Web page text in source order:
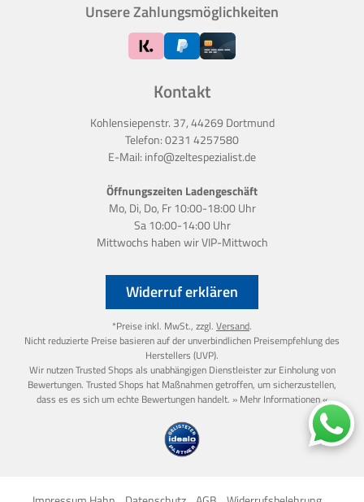
Widerruf erklären
*Preise inkl. MwSt., zzgl. Versand.
Nicht reduzierte Preise basieren auf der unverbindlichen Preisempfehlung des
Herstellers (UVP).
Wir nutzen Trusted Shops als unabhängigen Dienstleister zur Einholung von
Bewertungen. Trusted Shops hat Maßnahmen getroffen, um sicherzustellen,
dass es es sich um echte Bewertungen handelt. » Mehr Informationen «
Kontakt
Kohlensiepenstr. 37, 44269 Dortmund
Telefon:0231 4257580
E-Mail: info@zeltespezialist.de
Öffnungszeiten Ladengeschäft
Mo, Di, Do, Fr 10:00-18:00 Uhr
Sa 10:00-14:00 Uhr
Mittwochs haben wirVIP-Mittwoch
Unsere Zahlungsmöglichkeiten